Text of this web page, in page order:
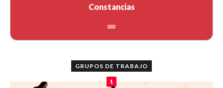
Constancias
GRUPOS DE TRABAJO
1